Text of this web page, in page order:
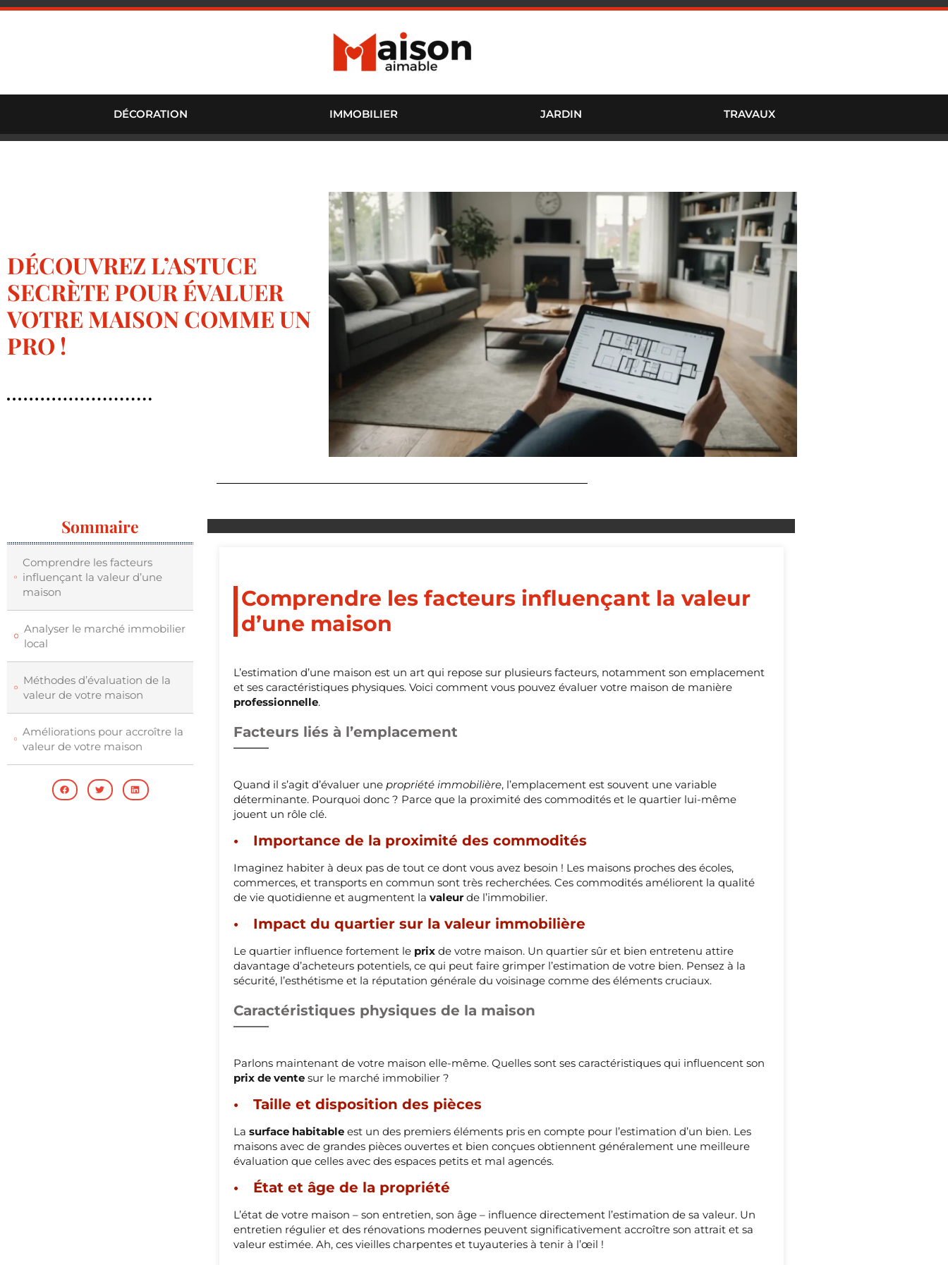
DÉCORATION IMMOBILIER JARDIN TRAVAUX
DÉCOUVREZ L’ASTUCE
SECRÈTE POUR ÉVALUER
VOTRE MAISON COMME UN
PRO !
Sommaire
Comprendre les facteurs
influençant la valeur d’une
maison
Analyser le marché immobilier
local
Méthodes d’évaluation de la
valeur de votre maison
Améliorations pour accroître la
valeur de votre maison
Comprendre les facteurs influençant la valeur
d’une maison
L’estimation d’une maison est un art qui repose sur plusieurs facteurs, notamment son emplacement
et ses caractéristiques physiques. Voici comment vous pouvez évaluer votre maison de manière
professionnelle.
Facteurs liés à l’emplacement
Quand il s’agit d’évaluer une propriété immobilière, l’emplacement est souvent une variable
déterminante. Pourquoi donc ? Parce que la proximité des commodités et le quartier lui-même
jouent un rôle clé.
Importance de la proximité des commodités
Imaginez habiter à deux pas de tout ce dont vous avez besoin ! Les maisons proches des écoles,
commerces, et transports en commun sont très recherchées. Ces commodités améliorent la qualité
de vie quotidienne et augmentent la valeurde l’immobilier.
Impact du quartier sur la valeur immobilière
Le quartier influence fortement le prixde votre maison. Un quartier sûr et bien entretenu attire
davantage d’acheteurs potentiels, ce qui peut faire grimper l’estimation de votre bien. Pensez à la
sécurité, l’esthétisme et la réputation générale du voisinage comme des éléments cruciaux.
Caractéristiques physiques de la maison
Parlons maintenant de votre maison elle-même. Quelles sont ses caractéristiques qui influencent son
prix de ventesur le marché immobilier ?
Taille et disposition des pièces
La surface habitableest un des premiers éléments pris en compte pour l’estimation d’un bien. Les
maisons avec de grandes pièces ouvertes et bien conçues obtiennent généralement une meilleure
évaluation que celles avec des espaces petits et mal agencés.
État et âge de la propriété
L’état de votre maison – son entretien, son âge – influence directement l’estimation de sa valeur. Un
entretien régulier et des rénovations modernes peuvent significativement accroître son attrait et sa
valeur estimée. Ah, ces vieilles charpentes et tuyauteries à tenir à l’œil !